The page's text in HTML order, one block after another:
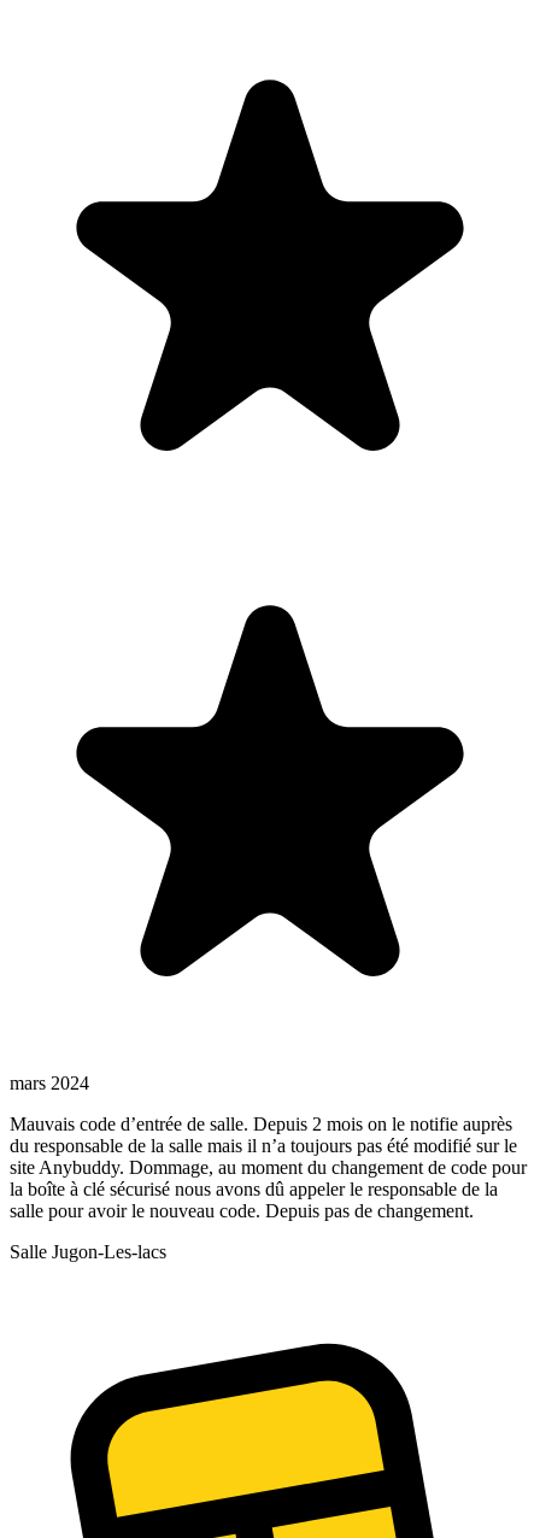
mars 2024
Mauvais code d’entrée de salle. Depuis 2 mois on le notifie auprès
du responsable de la salle mais il n’a toujours pas été modifié sur le
site Anybuddy. Dommage, au moment du changement de code pour
la boîte à clé sécurisé nous avons dû appeler le responsable de la
salle pour avoir le nouveau code. Depuis pas de changement.
Salle Jugon-Les-lacs